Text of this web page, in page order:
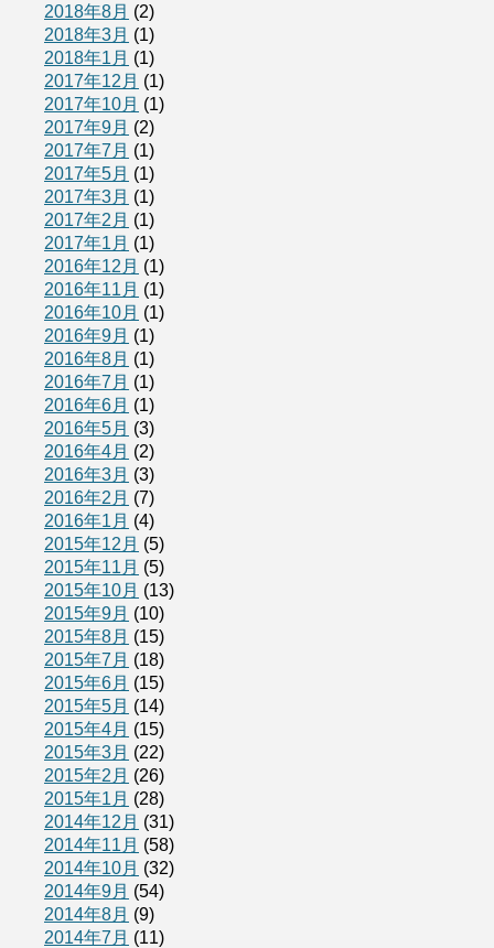
2018年8月 (2)
2018年3月 (1)
2018年1月 (1)
2017年12月 (1)
2017年10月 (1)
2017年9月 (2)
2017年7月 (1)
2017年5月 (1)
2017年3月 (1)
2017年2月 (1)
2017年1月 (1)
2016年12月 (1)
2016年11月 (1)
2016年10月 (1)
2016年9月 (1)
2016年8月 (1)
2016年7月 (1)
2016年6月 (1)
2016年5月 (3)
2016年4月 (2)
2016年3月 (3)
2016年2月 (7)
2016年1月 (4)
2015年12月 (5)
2015年11月 (5)
2015年10月 (13)
2015年9月 (10)
2015年8月 (15)
2015年7月 (18)
2015年6月 (15)
2015年5月 (14)
2015年4月 (15)
2015年3月 (22)
2015年2月 (26)
2015年1月 (28)
2014年12月 (31)
2014年11月 (58)
2014年10月 (32)
2014年9月 (54)
2014年8月 (9)
2014年7月 (11)